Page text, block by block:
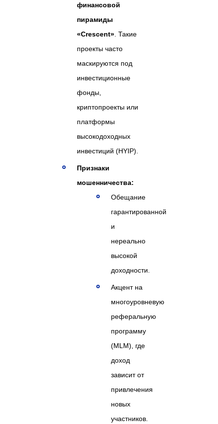
финансовой
пирамиды
«Crescent» . Такие
проекты часто
маскируются под
инвестиционные
фонды,
криптопроекты или
платформы
высокодоходных
инвестиций (HYIP).
Признаки
мошенничества:
Обещание
гарантированной
и
нереально
высокой
доходности.
Акцент на
многоуровневую
реферальную
программу
(MLM), где
доход
зависит от
привлечения
новых
участников.